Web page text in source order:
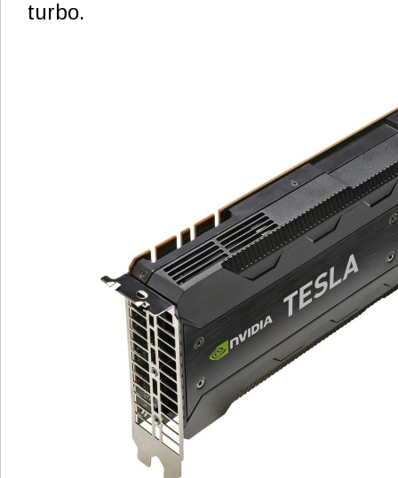
turbo.